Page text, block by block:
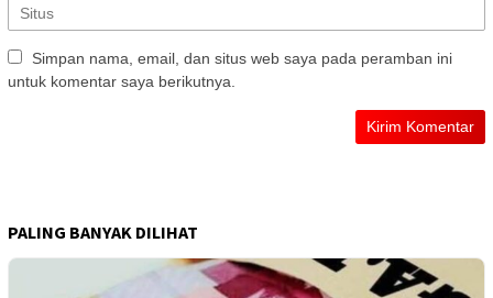
Simpan nama, email, dan situs web saya pada peramban ini
untuk komentar saya berikutnya.
PALING BANYAK DILIHAT